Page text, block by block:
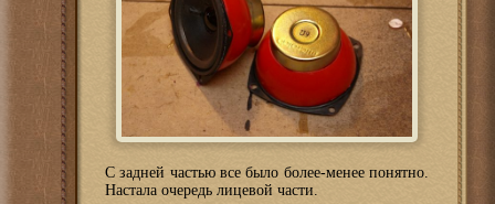
С задней частью все было более-менее понятно.
Настала очередь лицевой части.